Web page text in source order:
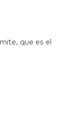
que es el